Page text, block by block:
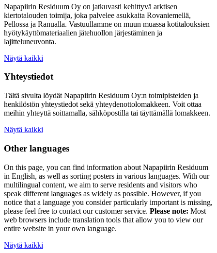
Napapiirin Residuum Oy on jatkuvasti kehittyvä arktisen
kiertotalouden toimija, joka palvelee asukkaita Rovaniemellä,
Pellossa ja Ranualla. Vastuullamme on muun muassa kotitalouksien
hyötykäyttömateriaalien jätehuollon järjestäminen ja
lajitteluneuvonta.
Näytä kaikki
Yhteystiedot
Tältä sivulta löydät Napapiirin Residuum Oy:n toimipisteiden ja
henkilöstön yhteystiedot sekä yhteydenottolomakkeen. Voit ottaa
meihin yhteyttä soittamalla, sähköpostilla tai täyttämällä lomakkeen.
Näytä kaikki
Other languages
On this page, you can find information about Napapiirin Residuum
in English, as well as sorting posters in various languages. With our
multilingual content, we aim to serve residents and visitors who
speak different languages as widely as possible. However, if you
notice that a language you consider particularly important is missing,
please feel free to contact our customer service. Please note: Most
web browsers include translation tools that allow you to view our
entire website in your own language.
Näytä kaikki